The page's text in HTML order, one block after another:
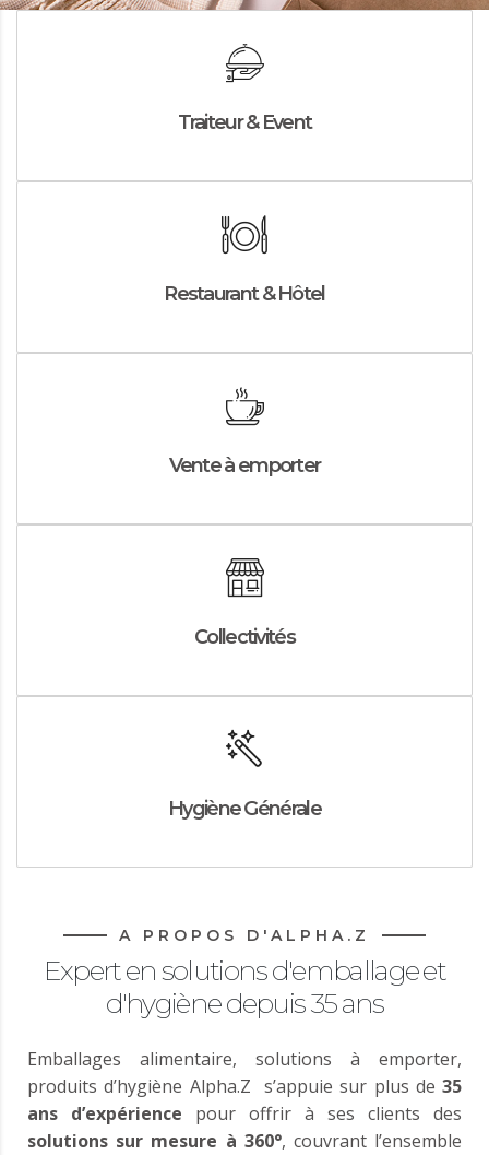
Traiteur & Event
Restaurant & Hôtel
Vente à emporter
Collectivités
Hygiène Générale
A PROPOS D'ALPHA.Z
Expert en solutions d'emballage et
d'hygiène depuis 35 ans
Emballages alimentaire, solutions à emporter,
produits d’hygiène Alpha.Z s’appuie sur plus de 35
ans d’expérience pour offrir à ses clients des
solutions sur mesure à 360°, couvrant l’ensemble